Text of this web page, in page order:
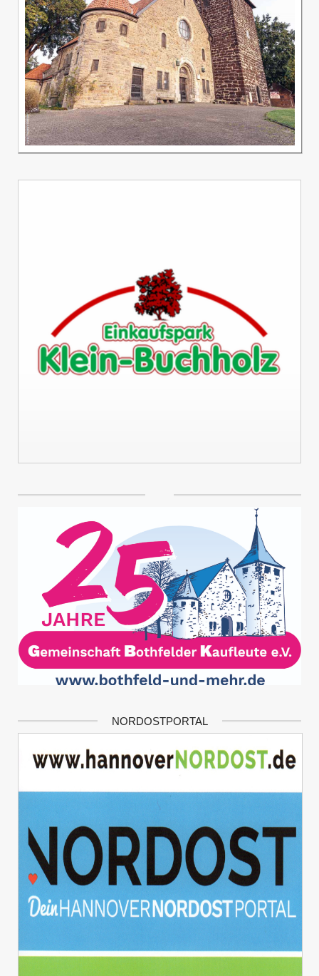
NORDOSTPORTAL